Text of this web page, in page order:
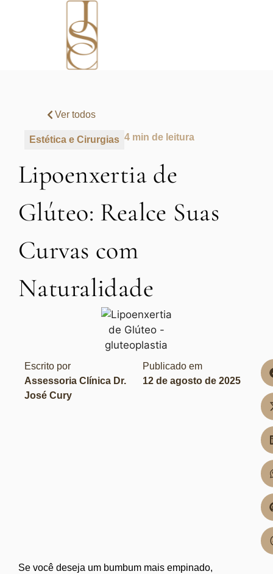
Ver todos
Estética e Cirurgias 4 min de leitura
Lipoenxertia de
Glúteo: Realce Suas
Curvas com
Naturalidade
Escrito por
Assessoria Clínica Dr.
José Cury
Publicado em
12 de agosto de 2025
Se você deseja um bumbum mais empinado,